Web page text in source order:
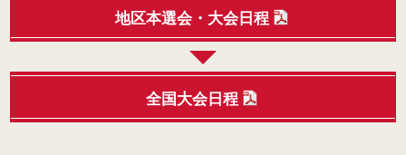
地区本選会・大会日程
全国大会日程